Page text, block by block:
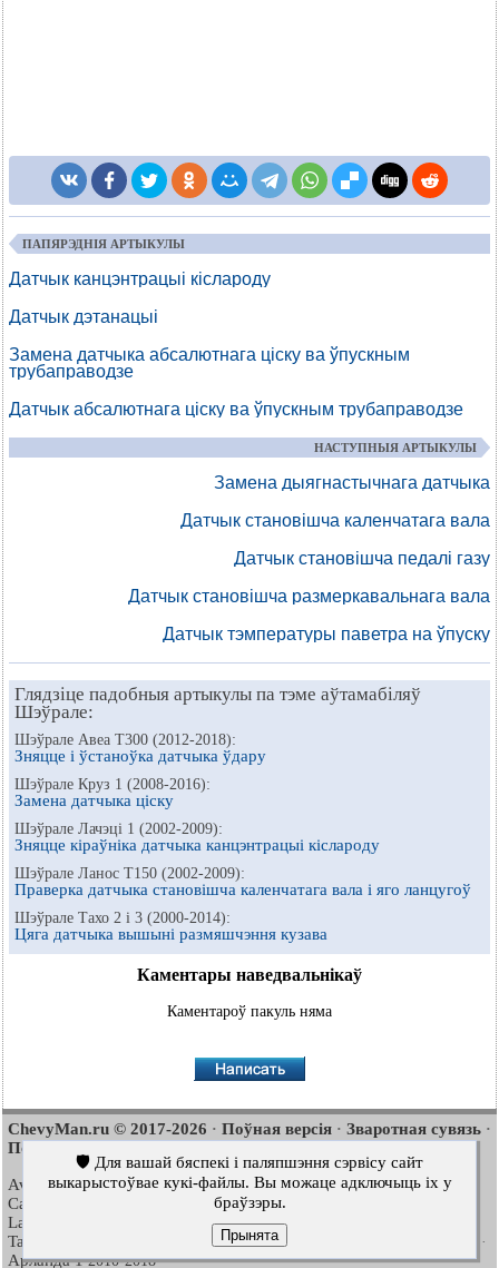
ПАПЯРЭДНІЯ АРТЫКУЛЫ
Датчык канцэнтрацыі кіслароду
Датчык дэтанацыі
Замена датчыка абсалютнага ціску ва ўпускным
трубаправодзе
Датчык абсалютнага ціску ва ўпускным трубаправодзе
НАСТУПНЫЯ АРТЫКУЛЫ
Замена дыягнастычнага датчыка
Датчык становішча каленчатага вала
Датчык становішча педалі газу
Датчык становішча размеркавальнага вала
Датчык тэмпературы паветра на ўпуску
Глядзіце падобныя артыкулы па тэме аўтамабіляў
Шэўрале:
Шэўрале Авеа Т300 (2012-2018):
Зняцце і ўстаноўка датчыка ўдару
Шэўрале Круз 1 (2008-2016):
Замена датчыка ціску
Шэўрале Лачэці 1 (2002-2009):
Зняцце кіраўніка датчыка канцэнтрацыі кіслароду
Шэўрале Ланос Т150 (2002-2009):
Праверка датчыка становішча каленчатага вала і яго ланцугоў
Шэўрале Тахо 2 і 3 (2000-2014):
Цяга датчыка вышыні размяшчэння кузава
Каментары наведвальнікаў
Каментароў пакуль няма
ChevyMan.ru © 2017-2026 · Поўная версія · Зваротная сувязь ·
Пошук па сайце
Aveo2003-2008·Aveo2006-2011· Aveo2012-2018·
Captiva 2008-2016·Lacetti
Lanos 2002-2016·Tahoe
Tahoe 1989-1994· ·
Арланда 12010-2018
🛡️ Для вашай бяспекі і паляпшэння сэрвісу сайт
выкарыстоўвае кукі-файлы. Вы можаце адключыць іх у
браўзэры.
Прынята